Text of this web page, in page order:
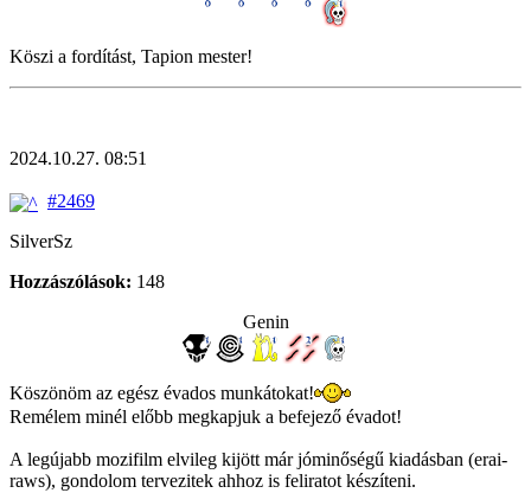
Köszi a fordítást, Tapion mester!
2024.10.27. 08:51
#2469
SilverSz
Hozzászólások: 148
Genin
Köszönöm az egész évados munkátokat!
Remélem minél előbb megkapjuk a befejező évadot!
A legújabb mozifilm elvileg kijött már jóminőségű kiadásban (erai-
raws), gondolom tervezitek ahhoz is feliratot készíteni.